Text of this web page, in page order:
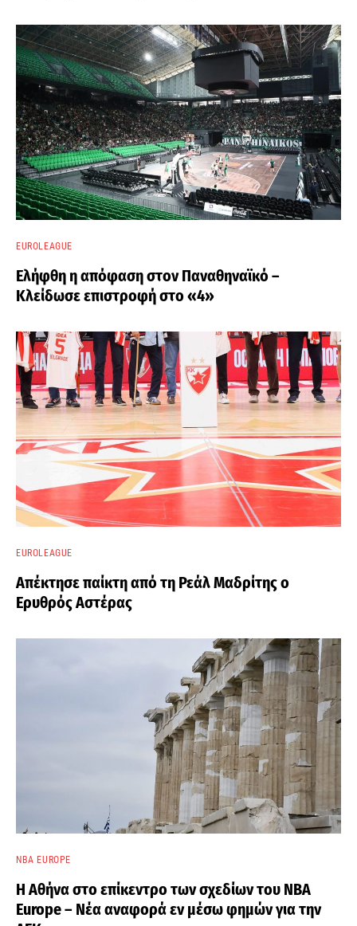
EUROLEAGUE
Ελήφθη η απόφαση στον Παναθηναϊκό –
Κλείδωσε επιστροφή στο «4»
EUROLEAGUE
Απέκτησε παίκτη από τη Ρεάλ Μαδρίτης ο
Ερυθρός Αστέρας
NBA EUROPE
Η Αθήνα στο επίκεντρο των σχεδίων του NBA
Europe – Νέα αναφορά εν μέσω φημών για την